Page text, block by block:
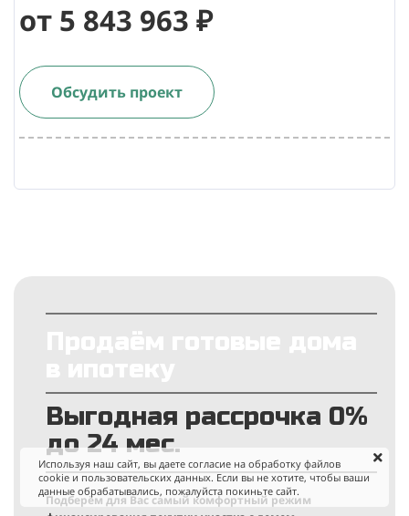
от 5 843 963 ₽
Обсудить проект
Выгодная рассрочка 0%
до 24 мес.
Подберём для Вас самый комфортный режим
Используя наш сайт, вы даете согласие на обработку файлов
cookie и пользовательских данных. Если вы не хотите, чтобы ваши
данные обрабатывались, пожалуйста покиньте сайт.